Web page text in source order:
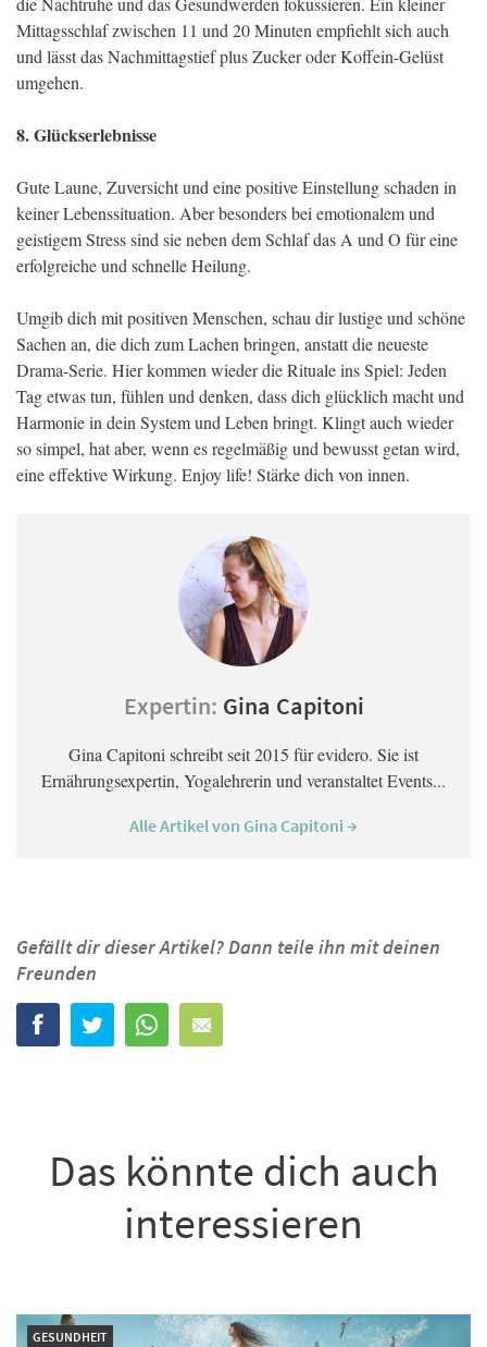
Mittagsschlaf zwischen 11 und 20 Minuten empfiehlt sich auch
und lässt das Nachmittagstief plus Zucker oder Koffein-Gelüst
umgehen.
8. Glückserlebnisse
Gute Laune, Zuversicht und eine positive Einstellung schaden in
keiner Lebenssituation. Aber besonders bei emotionalem und
geistigem Stress sind sie neben dem Schlaf das A und O für eine
erfolgreiche und schnelle Heilung.
Umgib dich mit positiven Menschen, schau dir lustige und schöne
Sachen an, die dich zum Lachen bringen, anstatt die neueste
Drama-Serie. Hier kommen wieder die Rituale ins Spiel: Jeden
Tag etwas tun, fühlen und denken, dass dich glücklich macht und
Harmonie in dein System und Leben bringt. Klingt auch wieder
so simpel, hat aber, wenn es regelmäßig und bewusst getan wird,
eine effektive Wirkung. Enjoy life! Stärke dich von innen.
Expertin: Gina Capitoni
Gina Capitoni schreibt seit 2015 für evidero. Sie ist
Ernährungsexpertin, Yogalehrerin und veranstaltet Events...
Alle Artikel von Gina Capitoni →
Gefällt dir dieser Artikel? Dann teile ihn mit deinen
Freunden
Das könnte dich auch
interessieren
GESUNDHEIT